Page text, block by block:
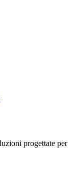
progettate per